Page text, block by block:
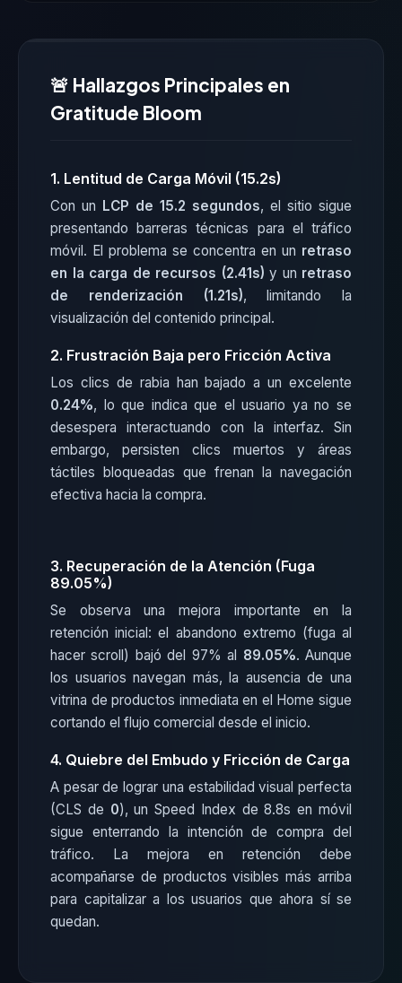
🚨 Hallazgos Principales en
Gratitude Bloom
1. Lentitud de Carga Móvil (15.2s)
Con un LCP de 15.2 segundos, el sitio sigue
presentando barreras técnicas para el tráfico
móvil. El problema se concentra en un retraso
en la carga de recursos (2.41s) y un retraso
de renderización (1.21s), limitando la
visualización del contenido principal.
2. Frustración Baja pero Fricción Activa
Los clics de rabia han bajado a un excelente
0.24%, lo que indica que el usuario ya no se
desespera interactuando con la interfaz. Sin
embargo, persisten clics muertos y áreas
táctiles bloqueadas que frenan la navegación
efectiva hacia la compra.
3. Recuperación de la Atención (Fuga
89.05%)
Se observa una mejora importante en la
retención inicial: el abandono extremo (fuga al
hacer scroll) bajó del 97% al 89.05%. Aunque
los usuarios navegan más, la ausencia de una
vitrina de productos inmediata en el Home sigue
cortando el flujo comercial desde el inicio.
4. Quiebre del Embudo y Fricción de Carga
A pesar de lograr una estabilidad visual perfecta
(CLS de 0), un Speed Index de 8.8s en móvil
sigue enterrando la intención de compra del
tráfico. La mejora en retención debe
acompañarse de productos visibles más arriba
para capitalizar a los usuarios que ahora sí se
quedan.